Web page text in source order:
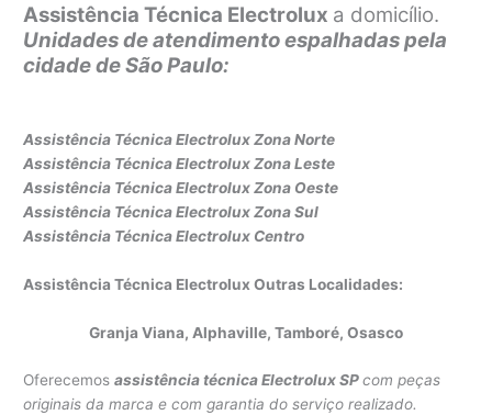
Assistência Técnica Electrolux a domicílio.
Unidades de atendimento espalhadas pela
cidade de São Paulo:
Assistência Técnica Electrolux Zona Norte
Assistência Técnica Electrolux Zona Leste
Assistência Técnica Electrolux Zona Oeste
Assistência Técnica Electrolux Zona Sul
Assistência Técnica Electrolux Centro
Assistência Técnica Electrolux Outras Localidades:
Granja Viana, Alphaville, Tamboré, Osasco
Oferecemosassistência técnica Electrolux SPcom peças
originais da marca e com garantia do serviço realizado.